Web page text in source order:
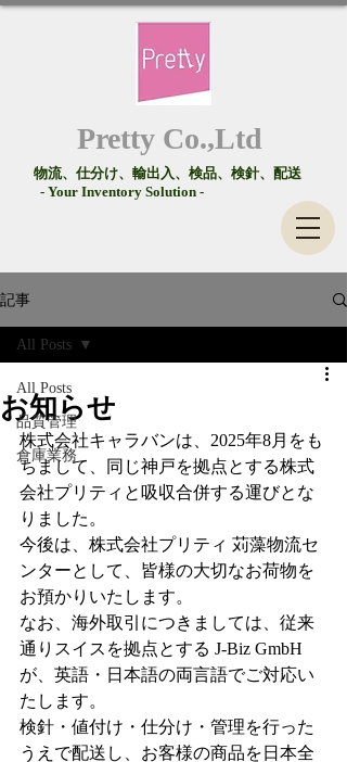
Pretty Co.,Ltd
物流、仕分け、輸出入、検品、検針、配送
- Your Inventory Solution -
記事
All Posts
品質管理
倉庫業務
All Posts
お知らせ
株式会社キャラバンは、2025年8月をも
ちまして、同じ神戸を拠点とする株式
会社プリティと吸収合併する運びとな
りました。
今後は、株式会社プリティ 苅藻物流セ
ンターとして、皆様の大切なお荷物を
お預かりいたします。
なお、海外取引につきましては、従来
通りスイスを拠点とする J-Biz GmbH
が、英語・日本語の両言語でご対応い
たします。
検針・値付け・仕分け・管理を行った
うえで配送し、お客様の商品を日本全